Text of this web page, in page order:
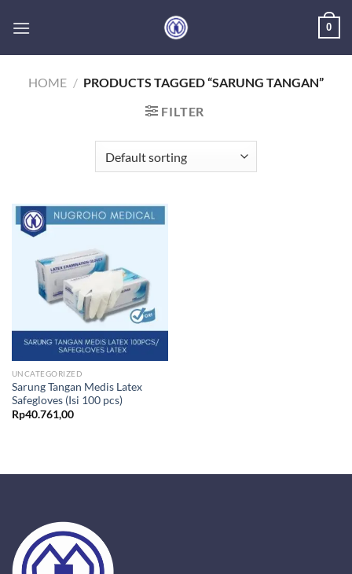
0
HOME / PRODUCTS TAGGED “SARUNG TANGAN”
FILTER
UNCATEGORIZED
Sarung Tangan Medis Latex
Safegloves (Isi 100 pcs)
Rp40.761,00